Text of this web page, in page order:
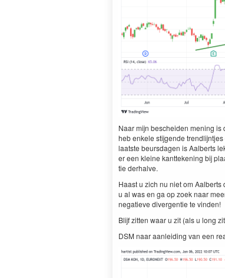
Naar mijn beschei­den mening is
heb enkele sti­j­gende
laat­ste beurs­da­gen is Aal­berts
er een kleine kant­teken­ing bij
tie derhalve.
Haast u zich nu niet om
u al was en ga op zoek naar
negatieve diver­gen­tie te vinden!
Bli­jf zit­ten waar u zit (als u long
DSMnaar aan­lei­d­ing van een